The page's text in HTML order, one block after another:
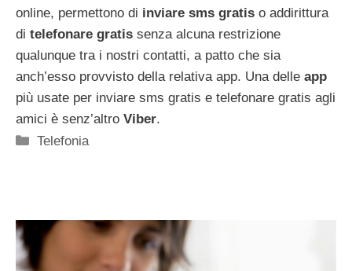
online, permettono di inviare sms gratis o addirittura
di telefonare gratis senza alcuna restrizione
qualunque tra i nostri contatti, a patto che sia
anch’esso provvisto della relativa app. Una delle app
più usate per inviare sms gratis e telefonare gratis agli
amici è senz’altro Viber.
Categorie
Telefonia